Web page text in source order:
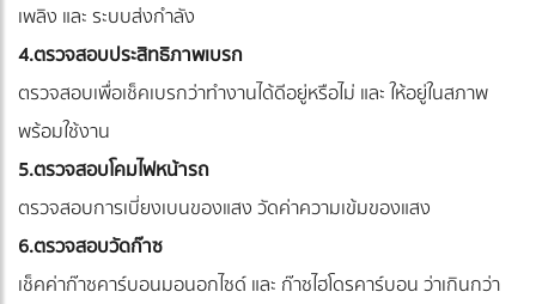
เพลิง และ ระบบส่งกำลัง
4.ตรวจสอบประสิทธิภาพเบรก
ตรวจสอบเพื่อเช็คเบรกว่าทำงานได้ดีอยู่หรือไม่ และ ให้อยู่ในสภาพ
พร้อมใช้งาน
5.ตรวจสอบโคมไฟหน้ารถ
ตรวจสอบการเบี่ยงเบนของแสง วัดค่าความเข้มของแสง
6.ตรวจสอบวัดก๊าซ
เช็คค่าก๊าซคาร์บอนมอนอกไซด์ และ ก๊าซไฮโดรคาร์บอน ว่าเกินกว่า